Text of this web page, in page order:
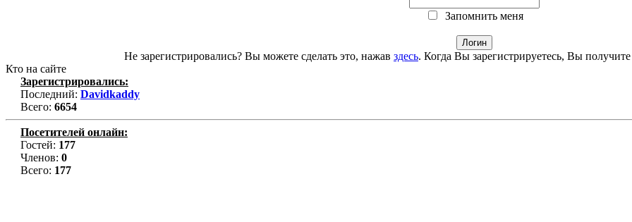
Запомнить меня
Не зарегистрировались? Вы можете сделать это, нажав здесь. Когда Вы зарегистрируетесь, Вы
Кто на сайте
Зарегистрировались:
Последний: Davidkaddy
Всего: 6654
Посетителей онлайн:
Гостей: 177
Членов: 0
Всего: 177